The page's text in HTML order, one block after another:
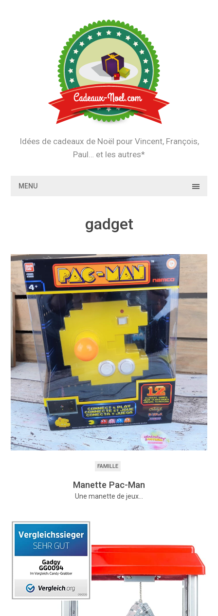
Idées de cadeaux de Noël pour Vincent, François,
Paul… et les autres*
MENU
gadget
FAMILLE
Manette Pac-Man
Une manette de jeux…